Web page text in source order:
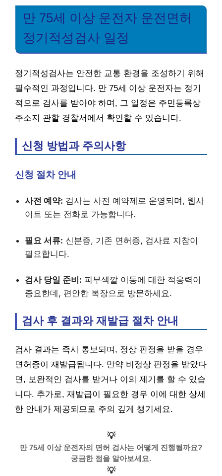
만 75세 이상 운전자 운전면허
정기적성검사 일정
정기적성검사는 안전한 교통 환경을 조성하기 위해
필수적인 과정입니다. 만 75세 이상 운전자는 정기
적으로 검사를 받아야 하며, 그 일정은 주민등록상
주소지 관할 경찰서에서 확인할 수 있습니다.
신청 방법과 주의사항
신청 절차 안내
사전 예약: 검사는 사전 예약제로 운영되며, 웹사
이트 또는 전화로 가능합니다.
필요 서류: 신분증, 기존 면허증, 검사료 지참이
필요합니다.
검사 당일 준비: 피부색깔 이동에 대한 적응력이
중요한데, 편안한 복장으로 방문하세요.
검사 후 결과와 재발급 절차 안내
검사 결과는 즉시 통보되며, 정상 판정을 받을 경우
면허증이 재발급됩니다. 만약 비정상 판정을 받았다
면, 보완적인 검사를 받거나 이의 제기를 할 수 있습
니다. 추가로, 재발급이 필요한 경우 이에 대한 상세
한 안내가 제공되므로 주의 깊게 챙기세요.
💡
만 75세 이상 운전자의 면허 검사는 어떻게 진행될까요?
궁금한 점을 알아보세요.
💡